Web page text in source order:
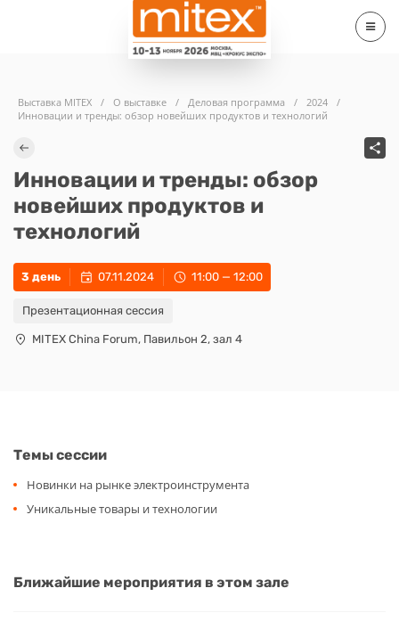
Выставка MITEX / О выставке / Деловая программа / 2024
/
Инновации и тренды: обзор новейших продуктов и технологий
Инновации и тренды: обзор
новейших продуктов и
технологий
3 день 07.11.2024 11:00 — 12:00
Презентационная сессия
MITEX China Forum, Павильон 2, зал 4
Темы сессии
Новинки на рынке электроинструмента
Уникальные товары и технологии
Ближайшие мероприятия в этом зале